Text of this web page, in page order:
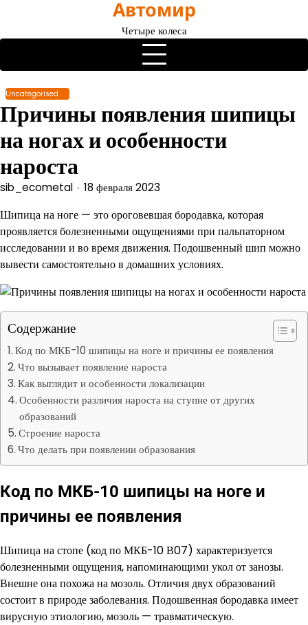
содержимому
Автомир
Четыре колеса
Uncategorised
Причины появления шипицы
на ногах и особенности
нароста
sib_ecometal 18 февраля 2023
Шипица на ноге — это ороговевшая бородавка, которая
проявляется болезненными ощущениями при пальпаторном
исследовании и во время движения. Подошвенный шип можно
вывести самостоятельно в домашних условиях.
Содержание
Код по МКБ-10 шипицы на ноге и причины ее появления
Что вызывает появление нароста
Как выглядит и особенности локализации
Особенности различия нароста на ступне от других
образований
Строение нароста
Что делать при появлении образования
Код по МКБ-10 шипицы на ноге и
причины ее появления
Шипица на стопе (код по МКБ-10 В07) характеризуется
болезненными ощущения, напоминающими укол от занозы.
Внешне она похожа на мозоль. Отличия двух образований
состоит в природе заболевания. Подошвенная бородавка имеет
вирусную этиологию, мозоль — травматическую.